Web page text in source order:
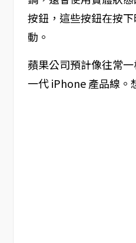
按鈕，這些按鈕在按
動。
蘋果公司預計像往常
一代 iPhone 產品線。